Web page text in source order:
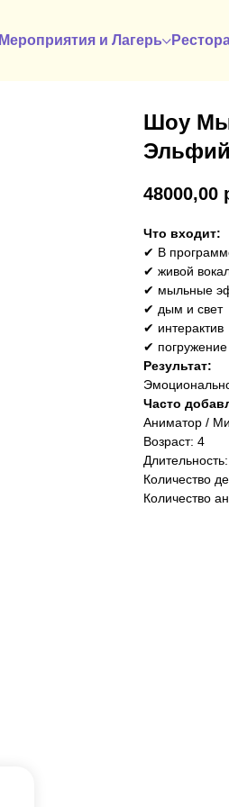
Мероприятия и Лагерь
Шоу
48000,00
Что входит:
✔ В
✔ живой
✔ мыльные
✔ дым и свет
✔ интерактив
✔ погружение
Результат:
Часто
Аниматор /
Возраст: 4
Количество
Количество